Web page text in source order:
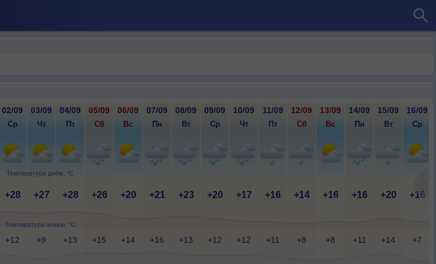
Температура днём, °C
Температура ночью, °C
02/09 03/09 04/09 05/09 06/09 07/09 08/09 09/09 10/09 11/09 12/09 13/09 14/09 15/09 16/09
Ср Чт Пт Сб Вс Пн Вт Ср Чт Пт Сб Вс Пн Вт Ср
+28 +27 +28 +26 +20 +21 +23 +20 +17 +16 +14 +16 +16 +20 +16
+12 +9 +13 +15 +14 +16 +13 +12 +12 +11 +8 +8 +11 +14 +7